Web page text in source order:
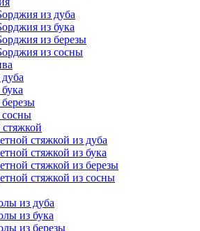
из дуба
из бука
из березы
из сосны
стяжкой из дуба
стяжкой из бука
стяжкой из березы
стяжкой из сосны
из дуба
из бука
из березы